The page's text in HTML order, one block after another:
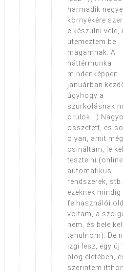
harmadik
környékére
elkészülni vele,
ütemeztem be
magamnak. A
háttérmunka
mindenképpen
januárban
úgyhogy a
szurkolásnak
örülök. :)
összetett, és
olyan, amit
csináltam, le kell
tesztelni (online
automatikus
rendszerek,
ezeknek mindig
felhasználói
voltam, a
nem, és bele kell
tanulnom). De
izgi lesz, egy új
blog életében,
szerintem